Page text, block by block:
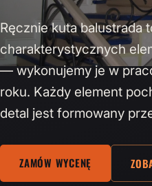
Ręcznie kuta balustrada
charakterystycznych
— wykonujemy je w
roku. Każdy element
detal jest formowany
ZAMÓW WYCENĘ